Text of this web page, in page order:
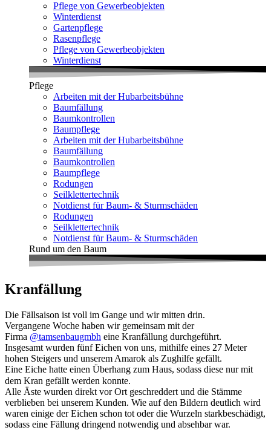
Pflege von Gewerbeobjekten
Winterdienst
Gartenpflege
Rasenpflege
Pflege von Gewerbeobjekten
Winterdienst
Pflege
Arbeiten mit der Hubarbeitsbühne
Baumfällung
Baumkontrollen
Baumpflege
Arbeiten mit der Hubarbeitsbühne
Baumfällung
Baumkontrollen
Baumpflege
Rodungen
Seilklettertechnik
Notdienst für Baum- & Sturmschäden
Rodungen
Seilklettertechnik
Notdienst für Baum- & Sturmschäden
Rund um den Baum
Kranfällung
Die Fällsaison ist voll im Gange und wir mitten drin.
Vergangene Woche haben wir gemeinsam mit der
Firma @tamsenbaugmbh eine Kranfällung durchgeführt.
Insgesamt wurden fünf Eichen von uns, mithilfe eines 27 Meter
hohen Steigers und unserem Amarok als Zughilfe gefällt.
Eine Eiche hatte einen Überhang zum Haus, sodass diese nur mit
dem Kran gefällt werden konnte. ⠀
Alle Äste wurden direkt vor Ort geschreddert und die Stämme
verblieben bei unserem Kunden. Wie auf den Bildern deutlich wird
waren einige der Eichen schon tot oder die Wurzeln starkbeschädigt,
sodass eine Fällung dringend notwendig und absehbar war.